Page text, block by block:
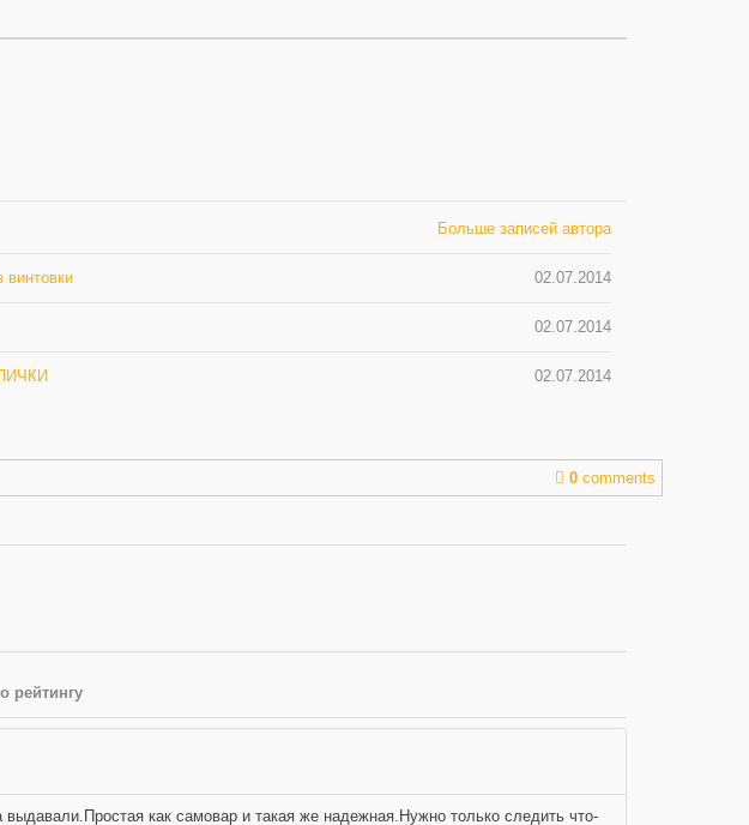
Больше записей автора
02.07.2014
винтовки
02.07.2014
02.07.2014
0 comments
рейтингу
как самовар и такая же надежная.Нужно только следить что-